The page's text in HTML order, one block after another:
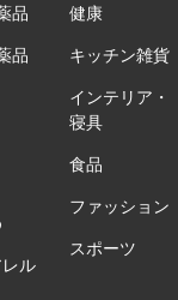
品
品
ル
健康
キッチン雑貨
インテリア・
寝具
食品
ファッション
スポーツ